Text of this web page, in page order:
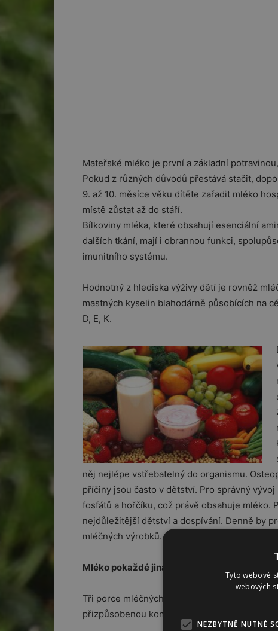
Mateřské mléko je první a základní
Pokud z různých důvodů přestává stačit,
9. až 10. měsíce věku dítěte zařadit mléko
místě zůstat až do stáří.
Bílkoviny mléka, které obsahují esenciální
dalších tkání, mají i obrannou funkci,
imunitního systému.
Hodnotný z hlediska výživy dětí je rovněž
mastných kyselin blahodárně působících na
D, E, K.
něj nejlépe vstřebatelný do organismu.
příčiny jsou často v dětství. Pro správný
fosfátů a hořčíku, což právě obsahuje
nejdůležitější dětství a dospívání. Denně by
mléčných výrobků.
Mléko pokaždé jinak
Tři porce mléčných výrobků denně mohou
přizpůsobenou kombinaci.
Tyto webové
webových
NEZBYTNĚ NUTNÉ